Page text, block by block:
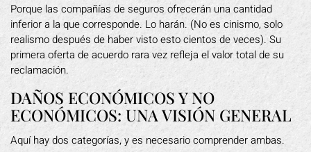
Porque las compañías de seguros ofrecerán una cantidad
inferior a la que corresponde. Lo harán. (No es cinismo, solo
realismo después de haber visto esto cientos de veces). Su
primera oferta de acuerdo rara vez refleja el valor total de su
reclamación.
DAÑOS ECONÓMICOS Y NO
ECONÓMICOS: UNA VISIÓN GENERAL
Aquí hay dos categorías, y es necesario comprender ambas.